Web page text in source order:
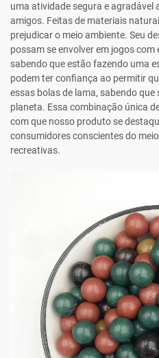
uma atividade segura e agradável
amigos. Feitas de materiais
prejudicar o meio ambiente. Seu
possam se envolver em jogos
sabendo que estão fazendo uma
podem ter confiança ao permitir
essas bolas de lama, sabendo
planeta. Essa combinação única
com que nosso produto se
consumidores conscientes do
recreativas.